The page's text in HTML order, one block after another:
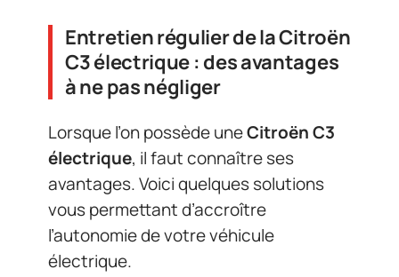
Entretien régulier de la Citroën
C3 électrique : des avantages
à ne pas négliger
Lorsque l’on possède uneCitroën C3
électrique, il faut connaître ses
avantages. Voici quelques solutions
vous permettant d’accroître
l’autonomie de votre véhicule
électrique.